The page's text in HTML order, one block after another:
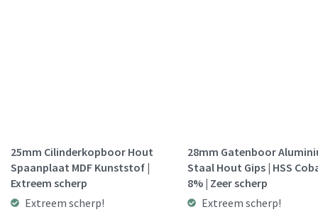
25mm Cilinderkopboor Hout
Spaanplaat MDF Kunststof |
Extreem scherp
Extreem scherp!
28mm Gatenboor
Staal Hout Gips | HSS
8% | Zeer scherp
Extreem scherp!